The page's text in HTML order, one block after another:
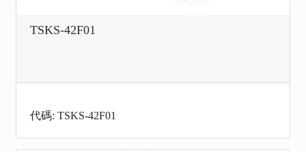
TSKS-42F01
代碼: TSKS-42F01